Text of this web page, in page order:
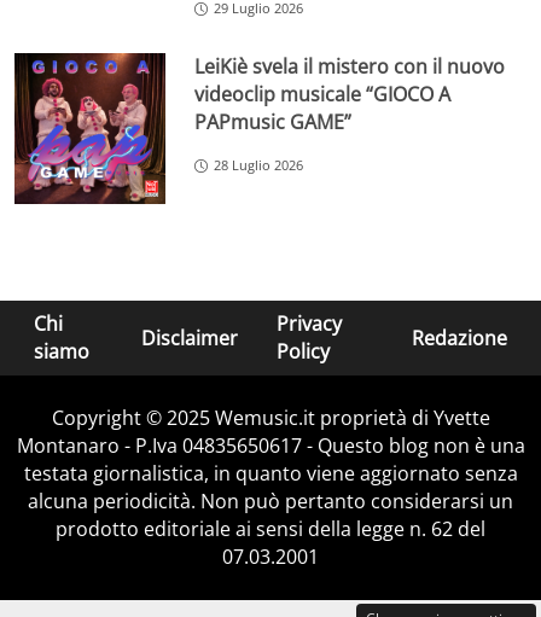
29 Luglio 2026
LeiKiè svela il mistero con il nuovo
videoclip musicale “GIOCO A
PAPmusic GAME”
28 Luglio 2026
Chi
siamo
Disclaimer
Privacy
Policy
Redazione
Copyright © 2025 Wemusic.it proprietà di Yvette
Montanaro - P.Iva 04835650617 - Questo blog non è una
testata giornalistica, in quanto viene aggiornato senza
alcuna periodicità. Non può pertanto considerarsi un
prodotto editoriale ai sensi della legge n. 62 del
07.03.2001